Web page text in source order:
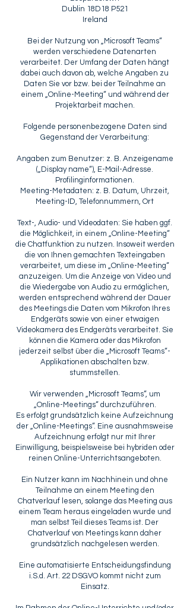
Dublin 18D18 P521
Ireland
Bei der Nutzung von „Microsoft Teams“
werden verschiedene Datenarten
verarbeitet. Der Umfang der Daten hängt
dabei auch davon ab, welche Angaben zu
Daten Sie vor bzw. bei der Teilnahme an
einem „Online-Meeting“ und während der
Projektarbeit machen.
Folgende personenbezogene Daten sind
Gegenstand der Verarbeitung:
Angaben zum Benutzer: z. B. Anzeigename
(„Display name“), E-Mail-Adresse.
Profilinginformationen.
Meeting-Metadaten: z. B. Datum, Uhrzeit,
Meeting-ID, Telefonnummern, Ort
Text-, Audio- und Videodaten: Sie haben ggf.
die Möglichkeit, in einem „Online-Meeting“
die Chatfunktion zu nutzen. Insoweit werden
die von Ihnen gemachten Texteingaben
verarbeitet, um diese im „Online-Meeting“
anzuzeigen. Um die Anzeige von Video und
die Wiedergabe von Audio zu ermöglichen,
werden entsprechend während der Dauer
des Meetings die Daten vom Mikrofon Ihres
Endgeräts sowie von einer etwaigen
Videokamera des Endgeräts verarbeitet. Sie
können die Kamera oder das Mikrofon
jederzeit selbst über die „Microsoft Teams“-
Applikationen abschalten bzw.
stummstellen.
Wir verwenden „Microsoft Teams“, um
„Online-Meetings“ durchzuführen.
Es erfolgt grundsätzlich keine Aufzeichnung
der „Online-Meetings“. Eine ausnahmsweise
Aufzeichnung erfolgt nur mit Ihrer
Einwilligung, beispielsweise bei hybriden oder
reinen Online-Unterrichtsangeboten.
Ein Nutzer kann im Nachhinein und ohne
Teilnahme an einem Meeting den
Chatverlauf lesen, solange das Meeting aus
einem Team heraus eingeladen wurde und
man selbst Teil dieses Teams ist. Der
Chatverlauf von Meetings kann daher
grundsätzlich nachgelesen werden.
Eine automatisierte Entscheidungsfindung
i.S.d. Art. 22 DSGVO kommt nicht zum
Einsatz.